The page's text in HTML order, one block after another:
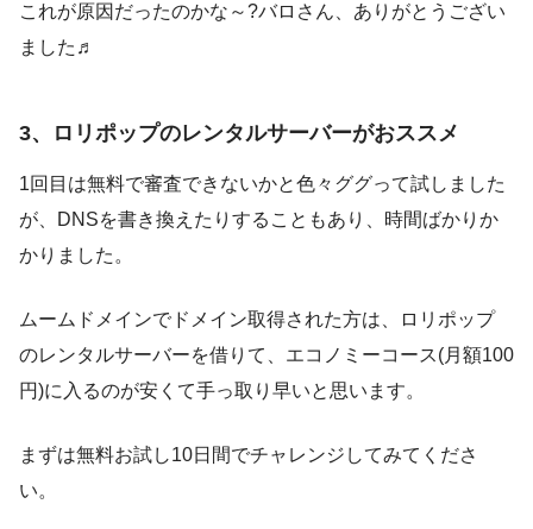
これが原因だったのかな～?バロさん、ありがとうござい
ました♬
3、ロリポップのレンタルサーバーがおススメ
1回目は無料で審査できないかと色々ググって試しました
が、DNSを書き換えたりすることもあり、時間ばかりか
かりました。
ムームドメインでドメイン取得された方は、ロリポップ
のレンタルサーバーを借りて、エコノミーコース(月額100
円)に入るのが安くて手っ取り早いと思います。
まずは無料お試し10日間でチャレンジしてみてくださ
い。